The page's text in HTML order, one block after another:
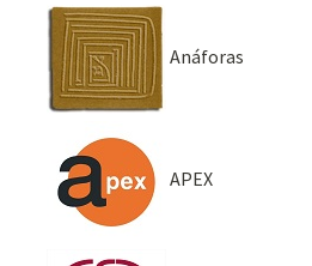
Anáforas
APEX